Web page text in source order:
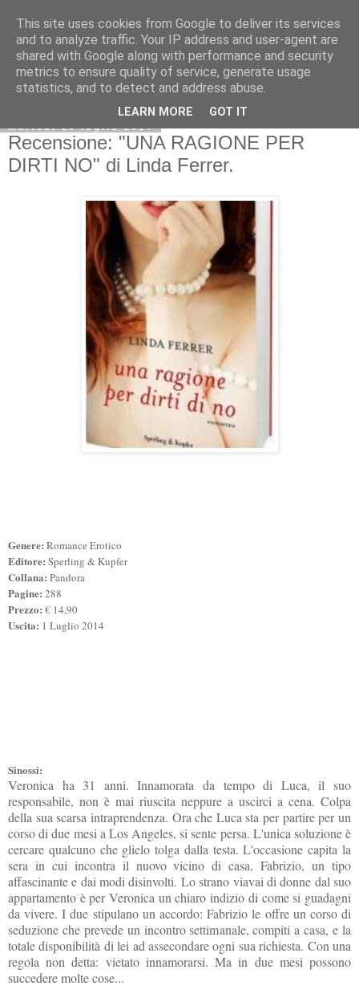
martedì 29 luglio 2014
Recensione: "UNA RAGIONE PER
DIRTI NO" di Linda Ferrer.
Genere: Romance Erotico
Editore: Sperling & Kupfer
Collana: Pandora
Pagine: 288
Prezzo: € 14,90
Uscita: 1 Luglio 2014
Sinossi:
Veronica ha 31 anni. Innamorata da tempo di Luca, il suo
responsabile, non è mai riuscita neppure a uscirci a cena. Colpa
della sua scarsa intraprendenza. Ora che Luca sta per partire per un
corso di due mesi a Los Angeles, si sente persa. L'unica soluzione è
cercare qualcuno che glielo tolga dalla testa. L'occasione capita la
sera in cui incontra il nuovo vicino di casa, Fabrizio, un tipo
affascinante e dai modi disinvolti. Lo strano viavai di donne dal suo
appartamento è per Veronica un chiaro indizio di come si guadagni
da vivere. I due stipulano un accordo: Fabrizio le offre un corso di
seduzione che prevede un incontro settimanale, compiti a casa, e la
totale disponibilità di lei ad assecondare ogni sua richiesta. Con una
regola non detta: vietato innamorarsi. Ma in due mesi possono
succedere molte cose...
This site uses cookies from Google to deliver its services
and to analyze traffic. Your IP address and user-agent are
shared with Google along with performance and security
metrics to ensure quality of service, generate usage
statistics, and to detect and address abuse.
LEARN MORE GOT IT